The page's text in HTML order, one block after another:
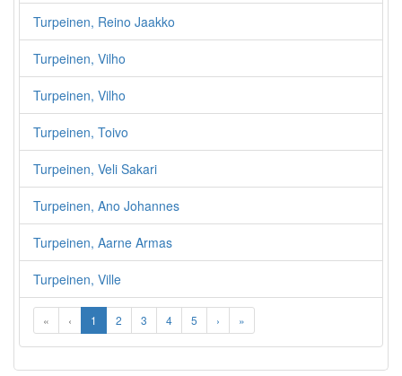
Turpeinen, Reino Jaakko
Turpeinen, Vilho
Turpeinen, Vilho
Turpeinen, Toivo
Turpeinen, Veli Sakari
Turpeinen, Ano Johannes
Turpeinen, Aarne Armas
Turpeinen, Ville
« ‹ 1 2 3 4 5 › »